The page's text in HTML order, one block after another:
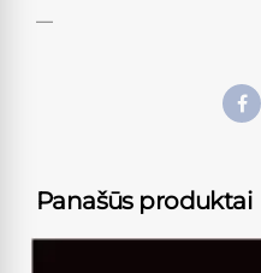
—
Panašūs produktai